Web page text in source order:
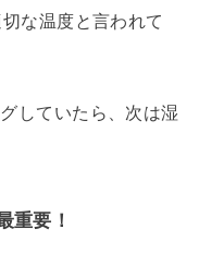
な温度と言われて
していたら、次は湿
重要！